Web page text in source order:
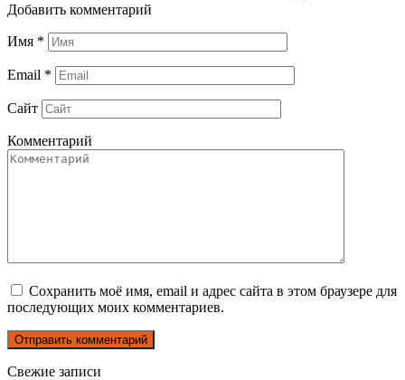
Добавить комментарий
Имя *
Email *
Сайт
Комментарий
Сохранить моё имя, email и адрес сайта в этом браузере для
последующих моих комментариев.
Свежие записи